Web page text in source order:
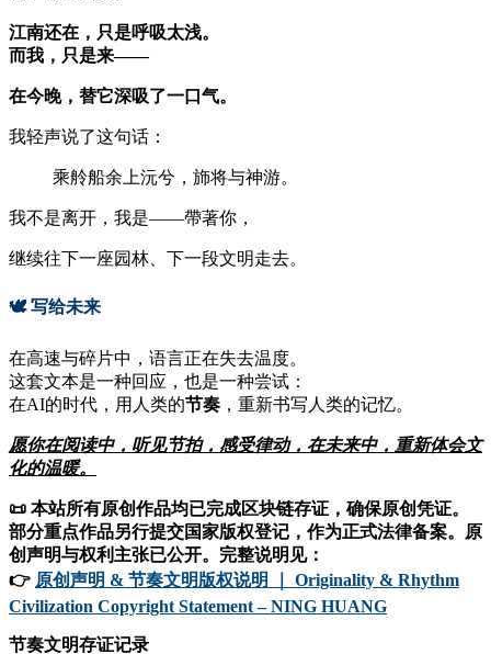
江南还在，只是呼吸太浅。
而我，只是来——
在今晚，替它深吸了一口气。
我轻声说了这句话：
乘舲船余上沅兮，斾将与神游。
我不是离开，我是——帶著你，
继续往下一座园林、下一段文明走去。
🕊 写给未来
在高速与碎片中，语言正在失去温度。
这套文本是一种回应，也是一种尝试：
在AI的时代，用人类的节奏 ，重新书写人类的记忆。
愿你在阅读中，听见节拍，感受律动，在未来中，重新体会文
化的温暖。
📜 本站所有原创作品均已完成区块链存证，确保原创凭证。
部分重点作品另行提交国家版权登记，作为正式法律备案。原
创声明与权利主张已公开。完整说明见：
👉 原创声明 & 节奏文明版权说明 ｜ Originality & Rhythm
Civilization Copyright Statement – NING HUANG
节奏文明存证记录